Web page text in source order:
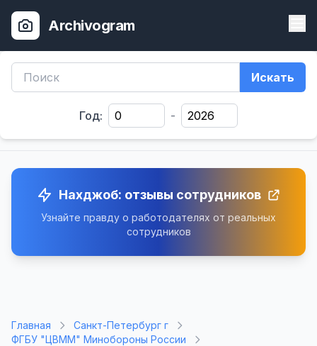
Archivogram
Искать
Год: -
Нахджоб: отзывы сотрудников
Узнайте правду о работодателях от реальных
сотрудников
Главная
Санкт-Петербург г
ФГБУ "ЦВММ" Минобороны России